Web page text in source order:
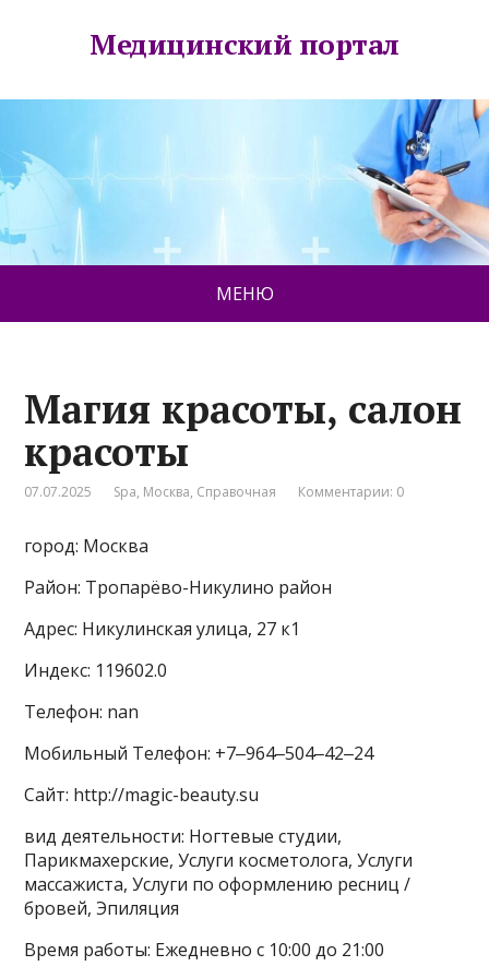
Медицинский портал
МЕНЮ
Магия красоты, салон
красоты
07.07.2025 Spa, Москва, Справочная Комментарии: 0
город: Москва
Район: Тропарёво-Никулино район
Адрес: Никулинская улица, 27 к1
Индекс: 119602.0
Телефон: nan
Мобильный Телефон: +7‒964‒504‒42‒24
Сайт: http://magic-beauty.su
вид деятельности: Ногтевые студии,
Парикмахерские, Услуги косметолога, Услуги
массажиста, Услуги по оформлению ресниц /
бровей, Эпиляция
Время работы: Ежедневно с 10:00 до 21:00